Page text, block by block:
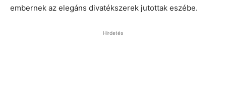
embernek az elegáns divatékszerek jutottak eszébe.
Hirdetés